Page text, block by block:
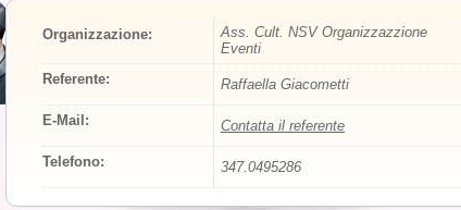
Organizzazione:
Ass. Cult. NSV Organizzazzione
Eventi
Referente:
Raffaella Giacometti
E-Mail: Contatta il referente
Telefono: 347.0495286